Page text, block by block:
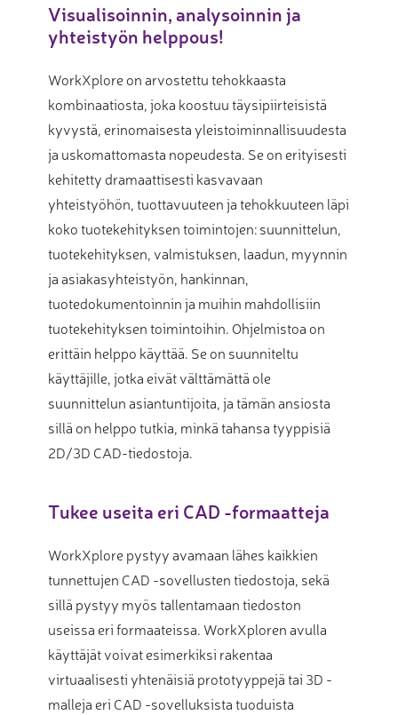
Visualisoinnin, analysoinnin ja
yhteistyön helppous!
WorkXplore on arvostettu tehokkaasta
kombinaatiosta, joka koostuu täysipiirteisistä
kyvystä, erinomaisesta yleistoiminnallisuudesta
ja uskomattomasta nopeudesta. Se on erityisesti
kehitetty dramaattisesti kasvavaan
yhteistyöhön, tuottavuuteen ja tehokkuuteen läpi
koko tuotekehityksen toimintojen: suunnittelun,
tuotekehityksen, valmistuksen, laadun, myynnin
ja asiakasyhteistyön, hankinnan,
tuotedokumentoinnin ja muihin mahdollisiin
tuotekehityksen toimintoihin. Ohjelmistoa on
erittäin helppo käyttää. Se on suunniteltu
käyttäjille, jotka eivät välttämättä ole
suunnittelun asiantuntijoita, ja tämän ansiosta
sillä on helppo tutkia, minkä tahansa tyyppisiä
2D/3D CAD-tiedostoja.
Tukee useita eri CAD -formaatteja
WorkXplore pystyy avamaan lähes kaikkien
tunnettujen CAD -sovellusten tiedostoja, sekä
sillä pystyy myös tallentamaan tiedoston
useissa eri formaateissa. WorkXploren avulla
käyttäjät voivat esimerkiksi rakentaa
virtuaalisesti yhtenäisiä prototyyppejä tai 3D -
malleja eri CAD -sovelluksista tuoduista